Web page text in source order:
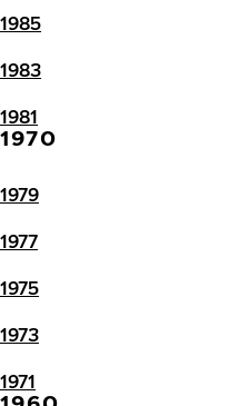
1985
1983
1981
1970
1979
1977
1975
1973
1971